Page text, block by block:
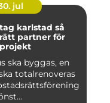
jul
karlstad så
partner för
ska byggas, en
totalrenoveras